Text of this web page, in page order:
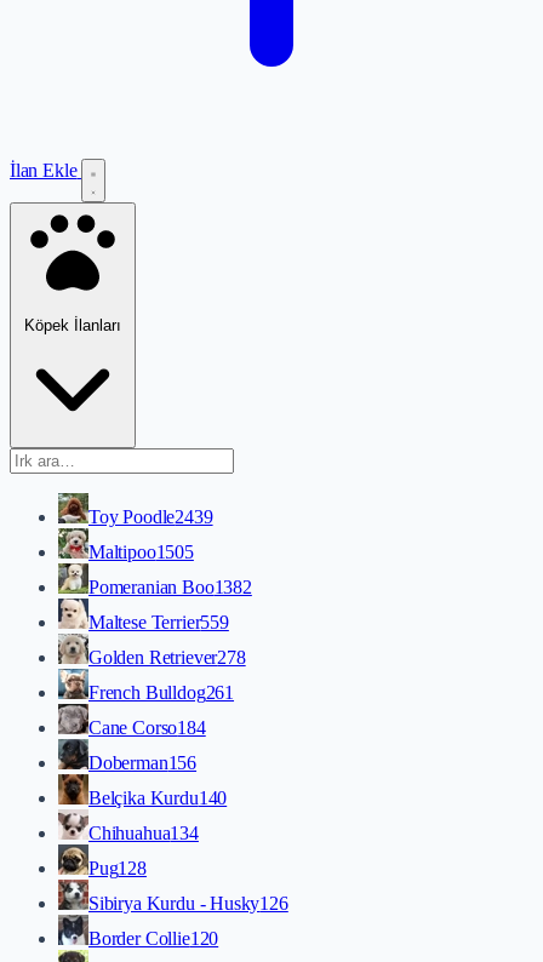
İlan Ekle
Köpek İlanları
Toy Poodle2439
Maltipoo1505
Pomeranian Boo1382
Maltese Terrier559
Golden Retriever278
French Bulldog261
Cane Corso184
Doberman156
Belçika Kurdu140
Chihuahua134
Pug128
Sibirya Kurdu - Husky126
Border Collie120